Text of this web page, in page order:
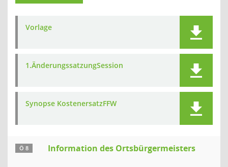
Vorlage
1.ÄnderungssatzungSession
Synopse KostenersatzFFW
Ö 8 Information des Ortsbürgermeisters